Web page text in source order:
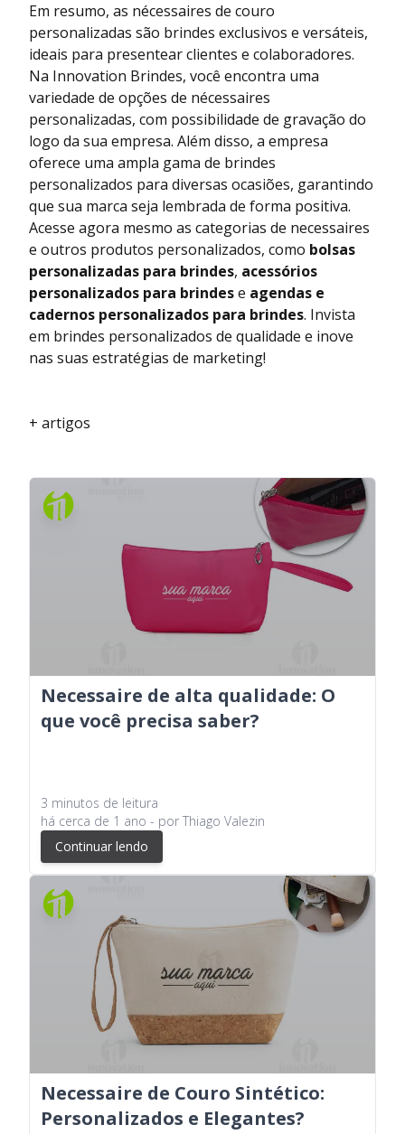
Em resumo, as nécessaires de couro
personalizadas são brindes exclusivos e versáteis,
ideais para presentear clientes e colaboradores.
Na Innovation Brindes, você encontra uma
variedade de opções de nécessaires
personalizadas, com possibilidade de gravação do
logo da sua empresa. Além disso, a empresa
oferece uma ampla gama de brindes
personalizados para diversas ocasiões, garantindo
que sua marca seja lembrada de forma positiva.
Acesse agora mesmo as categorias de necessaires
e outros produtos personalizados, como bolsas
personalizadas para brindes, acessórios
personalizados para brindese agendas e
cadernos personalizados para brindes. Invista
em brindes personalizados de qualidade e inove
nas suas estratégias de marketing!
+ artigos
Necessaire de alta qualidade: O
que você precisa saber?
3 minutos de leitura
há cerca de 1 ano - por Thiago Valezin
Continuar lendo
Necessaire de Couro Sintético:
Personalizados e Elegantes?